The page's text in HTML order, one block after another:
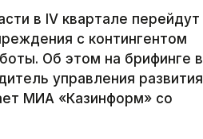
в IV квартале перейдут
с контингентом
Об этом на брифинге в
управления развития
МИА «Казинформ» со